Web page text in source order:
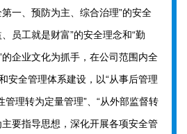
一、预防为主、综合治理”的安全
员工就是财富”的安全理念和“勤
企业文化为抓手，在公司范围内全
安全管理体系建设，以“从事后管理
管理转为定量管理”、“从外部监督转
要指导思想，深化开展各项安全管